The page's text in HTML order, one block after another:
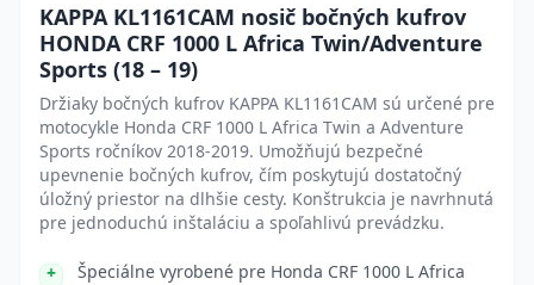
KAPPA KL1161CAM nosič bočných kufrov
HONDA CRF 1000 L Africa Twin/Adventure
Sports (18 – 19)
Držiaky bočných kufrov KAPPA KL1161CAM sú určené pre
motocykle Honda CRF 1000 L Africa Twin a Adventure
Sports ročníkov 2018-2019. Umožňujú bezpečné
upevnenie bočných kufrov, čím poskytujú dostatočný
úložný priestor na dlhšie cesty. Konštrukcia je navrhnutá
pre jednoduchú inštaláciu a spoľahlivú prevádzku.
Špeciálne vyrobené pre Honda CRF 1000 L Africa